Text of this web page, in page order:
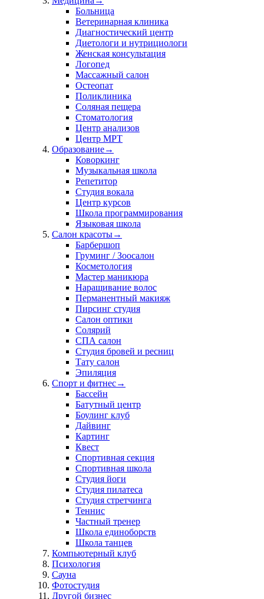
Больница
Ветеринарная клиника
Диагностический центр
Диетологи и нутрициологи
Женская консультация
Логопед
Массажный салон
Остеопат
Поликлиника
Соляная пещера
Стоматология
Центр анализов
Центр МРТ
Образование→
Коворкинг
Музыкальная школа
Репетитор
Студия вокала
Центр курсов
Школа программирования
Языковая школа
Салон красоты→
Барбершоп
Груминг / Зоосалон
Косметология
Мастер маникюра
Наращивание волос
Перманентный макияж
Пирсинг студия
Салон оптики
Солярий
СПА салон
Студия бровей и ресниц
Тату салон
Эпиляция
Спорт и фитнес→
Бассейн
Батутный центр
Боулинг клуб
Дайвинг
Картинг
Квест
Спортивная секция
Спортивная школа
Студия йоги
Студия пилатеса
Студия стретчинга
Теннис
Частный тренер
Школа единоборств
Школа танцев
Компьютерный клуб
Психология
Сауна
Фотостудия
Другой бизнес